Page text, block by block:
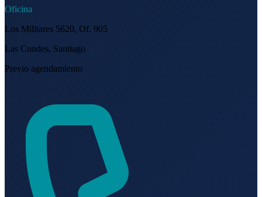
Oficina
Los Militares 5620, Of. 905
Las Condes, Santiago
Previo agendamiento